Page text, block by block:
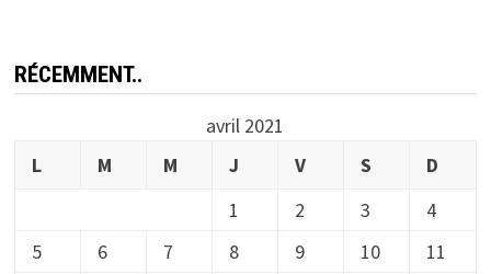
RÉCEMMENT..
avril 2021
L
M M J V S
D
1
2 3
4
5
6 7 8 9 10
11